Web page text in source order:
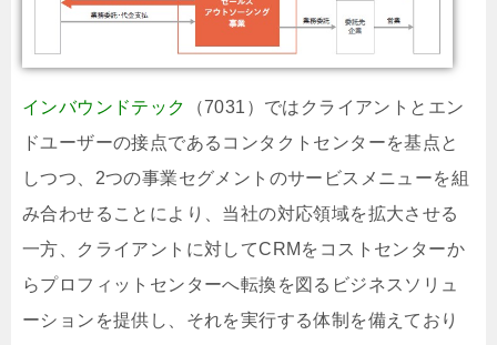
インバウンドテック
（7031）ではクライアントとエン
ドユーザーの接点であるコンタクトセンターを基点と
しつつ、2つの事業セグメントのサービスメニューを組
み合わせることにより、当社の対応領域を拡大させる
一方、クライアントに対してCRMをコストセンターか
らプロフィットセンターへ転換を図るビジネスソリュ
ーションを提供し、それを実行する体制を備えており